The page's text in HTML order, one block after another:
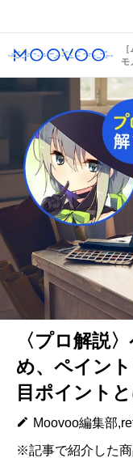
モ
〈プロ解説
め、ペイン
目ポイント
Moovoo編集部
※記事で紹介した